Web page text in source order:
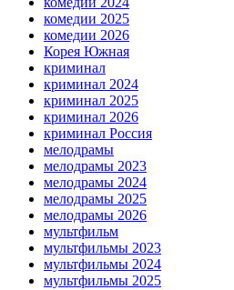
комедии 2025
комедии 2026
Корея Южная
криминал
криминал 2024
криминал 2025
криминал 2026
криминал Россия
мелодрамы
мелодрамы 2023
мелодрамы 2024
мелодрамы 2025
мелодрамы 2026
мультфильм
мультфильмы 2023
мультфильмы 2024
мультфильмы 2025